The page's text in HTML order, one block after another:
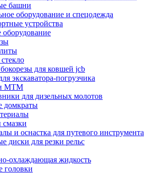
башни
оборудование и спецодежда
устройства
оборудование
для ковшей jcb
экскаватора-погрузчика
МТМ
для дизельных молотов
домкраты
и оснастка для путевого инструмента
диски для резки рельс
охлаждающая жидкость
головки